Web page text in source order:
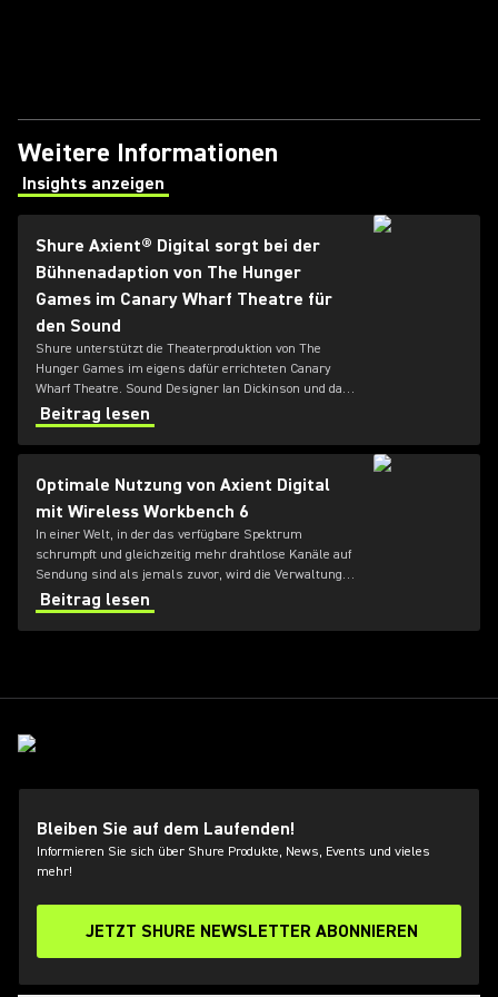
Weitere Informationen
Insights anzeigen
(Opens in a new tab)
Shure Axient® Digital sorgt bei der
Bühnenadaption von The Hunger
Games im Canary Wharf Theatre für
den Sound
Shure unterstützt die Theaterproduktion von The
Hunger Games im eigens dafür errichteten Canary
Wharf Theatre. Sound Designer Ian Dickinson und das
Team von Autograph setzen dabei auf das
Drahtlossystem Axient Digital von Shure, um den
Anforderungen einer ambitionierten und körperlich
Beitrag lesen
Optimale Nutzung von Axient Digital
mit Wireless Workbench 6
In einer Welt, in der das verfügbare Spektrum
schrumpft und gleichzeitig mehr drahtlose Kanäle auf
Sendung sind als jemals zuvor, wird die Verwaltung
von Hochfrequenzbereichen (HF) für Toningenieure
immer schwieriger.
Beitrag lesen
Bleiben Sie auf dem Laufenden!
Informieren Sie sich über Shure Produkte, News, Events und vieles
mehr!
JETZT SHURE NEWSLETTER ABONNIEREN